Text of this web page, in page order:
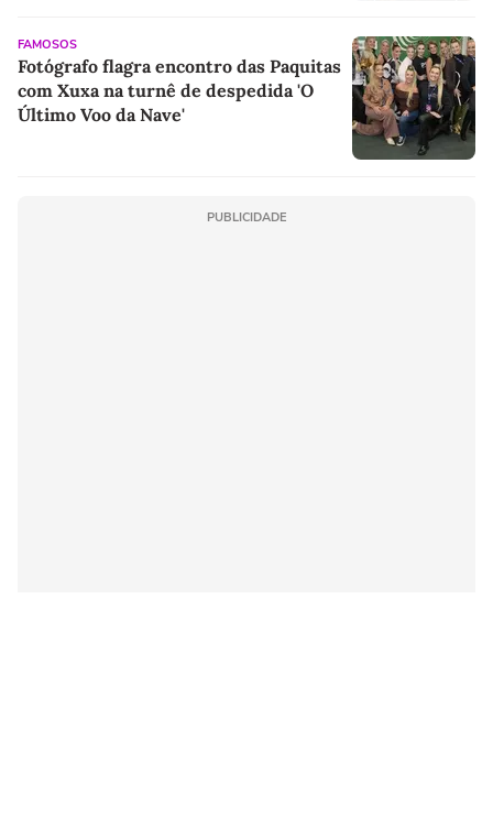
FAMOSOS
Fotógrafo flagra encontro das Paquitas
com Xuxa na turnê de despedida 'O
Último Voo da Nave'
PUBLICIDADE